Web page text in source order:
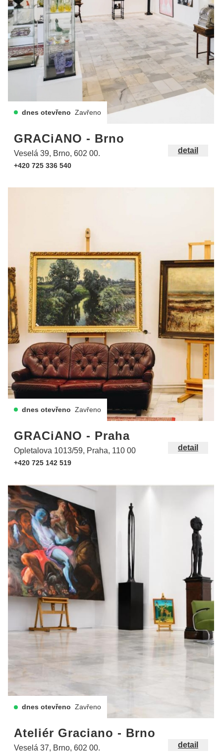
dnes otevřeno Zavřeno
GRACiANO - Brno
Veselá 39, Brno, 602 00.
+420 725 336 540
detail
dnes otevřeno Zavřeno
GRACiANO - Praha
Opletalova 1013/59, Praha, 110 00
+420 725 142 519
detail
dnes otevřeno Zavřeno
Ateliér Graciano - Brno
Veselá 37, Brno, 602 00. detail